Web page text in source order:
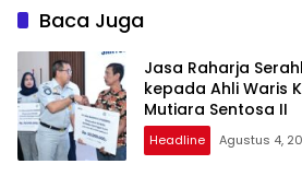
Baca Juga
Jasa Raharja
kepada Ahli Waris
Mutiara Sentosa II
Headline Agustus 4,